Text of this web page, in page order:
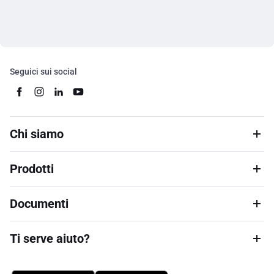
Seguici sui social
Chi siamo
Prodotti
Documenti
Ti serve aiuto?